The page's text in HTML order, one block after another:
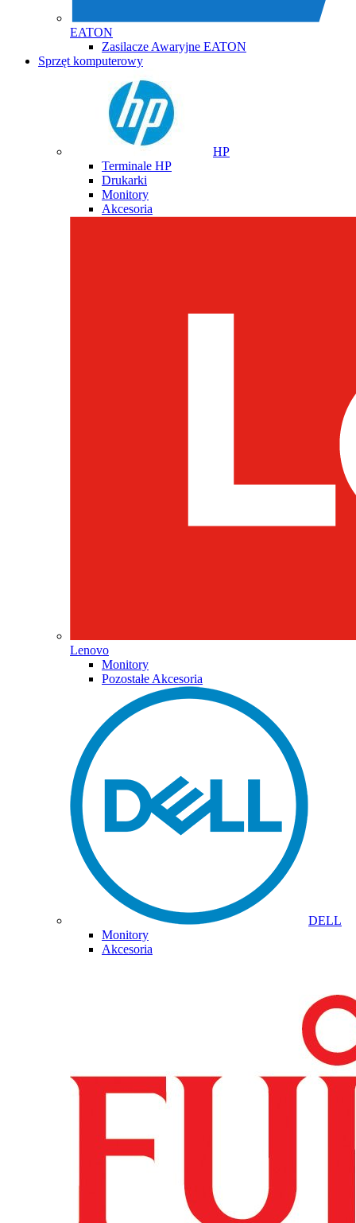
EATON
Zasilacze Awaryjne EATON
Sprzęt komputerowy
HP
Terminale HP
Drukarki
Monitory
Akcesoria
Lenovo
Monitory
Pozostałe Akcesoria
DELL
Monitory
Akcesoria